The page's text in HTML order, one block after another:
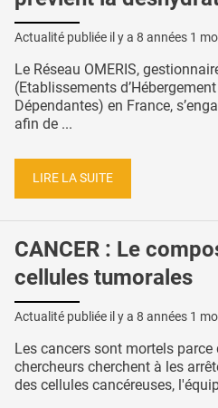
Actualité publiée il y a 8 années 1
Le Réseau OMERIS,
(Etablissements
Dépendantes) en France,
afin de ...
LIRE LA SUITE
CANCER : Le
cellules tumorales
Actualité publiée il y a 8 années 1
Les cancers sont mortels
chercheurs cherchent à les
des cellules cancéreuses,